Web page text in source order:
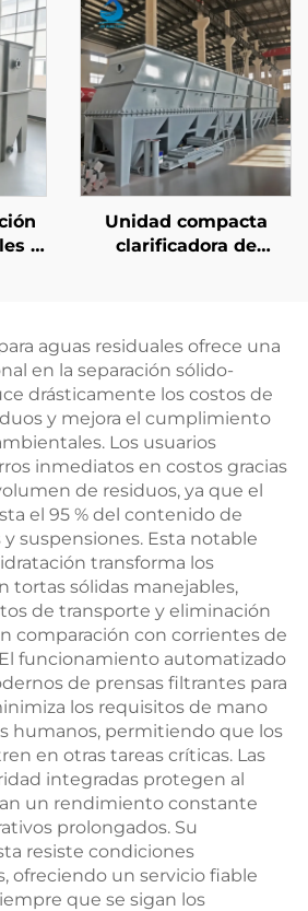
de
utilizado para
dispositivos de
tratamiento de aguas
residuales
y
Unidad compacta
clarificadora de
municipales que
ahorra espacio valioso
de instalación
aguas residuales ofrece una
en la separación sólido-
drásticamente los costos de
y mejora el cumplimiento
Los usuarios
inmediatos en costos gracias
de residuos, ya que el
el 95 % del contenido de
suspensiones. Esta notable
transforma los
tortas sólidas manejables,
de transporte y eliminación
comparación con corrientes de
funcionamiento automatizado
de prensas filtrantes para
los requisitos de mano
humanos, permitiendo que los
en otras tareas críticas. Las
integradas protegen al
un rendimiento constante
prolongados. Su
resiste condiciones
ofreciendo un servicio fiable
que se sigan los